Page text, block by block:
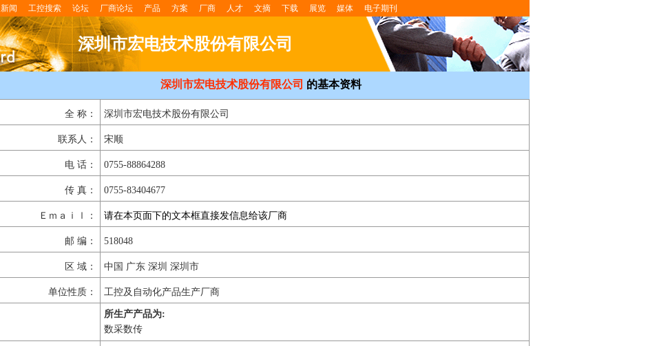
新闻 工控搜索 论坛 厂商论坛 产品 方案 厂商 人才 文摘 下载 展览 媒体 电子期刊
深圳市宏电技术股份有限公司
深圳市宏电技术股份有限公司 的基本资料
全 称： 深圳市宏电技术股份有限公司
联系人： 宋顺
电 话： 0755-88864288
传 真： 0755-83404677
Ｅｍａｉｌ： 请在本页面下的文本框直接发信息给该厂商
邮 编： 518048
区 域： 中国 广东 深圳 深圳市
单位性质： 工控及自动化产品生产厂商
所生产产品为:
数采数传